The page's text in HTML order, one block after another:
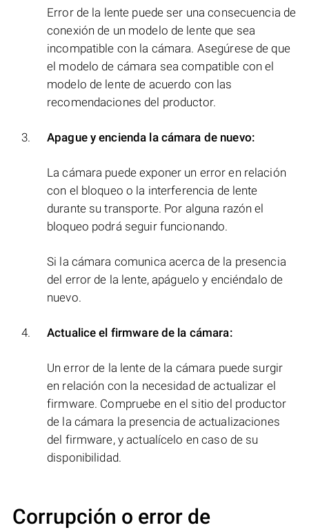
Error de la lente puede ser una consecuencia de
conexión de un modelo de lente que sea
incompatible con la cámara. Asegúrese de que
el modelo de cámara sea compatible con el
modelo de lente de acuerdo con las
recomendaciones del productor.
Apague y encienda la cámara de nuevo:
La cámara puede exponer un error en relación
con el bloqueo o la interferencia de lente
durante su transporte. Por alguna razón el
bloqueo podrá seguir funcionando.
Si la cámara comunica acerca de la presencia
del error de la lente, apáguelo y enciéndalo de
nuevo.
Actualice el firmware de la cámara:
Un error de la lente de la cámara puede surgir
en relación con la necesidad de actualizar el
firmware. Compruebe en el sitio del productor
de la cámara la presencia de actualizaciones
del firmware, y actualícelo en caso de su
disponibilidad.
Corrupción o error de